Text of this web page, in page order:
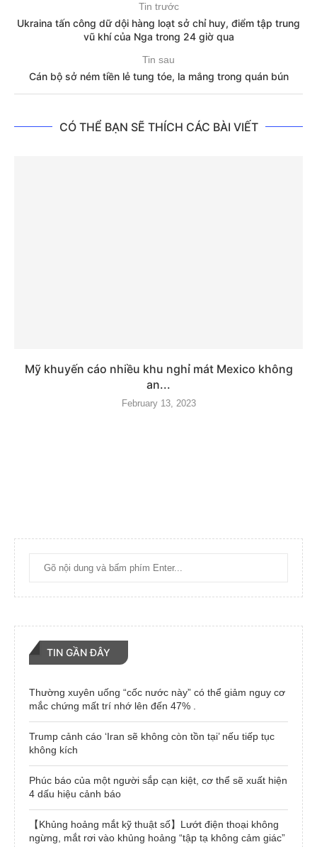
Tin trước
Ukraina tấn công dữ dội hàng loạt sở chỉ huy, điểm tập trung
vũ khí của Nga trong 24 giờ qua
Tin sau
Cán bộ sở ném tiền lẻ tung tóe, la mắng trong quán bún
CÓ THỂ BẠN SẼ THÍCH CÁC BÀI VIẾT
Mỹ khuyến cáo nhiều khu nghỉ mát Mexico không
an...
February 13, 2023
TIN GẦN ĐÂY
Thường xuyên uống “cốc nước này” có thể giảm nguy cơ
mắc chứng mất trí nhớ lên đến 47% .
Trump cảnh cáo ‘Iran sẽ không còn tồn tại’ nếu tiếp tục
không kích
Phúc báo của một người sắp cạn kiệt, cơ thể sẽ xuất hiện
4 dấu hiệu cảnh báo
【Khủng hoảng mắt kỹ thuật số】Lướt điện thoại không
ngừng, mắt rơi vào khủng hoảng “tập tạ không cảm giác”